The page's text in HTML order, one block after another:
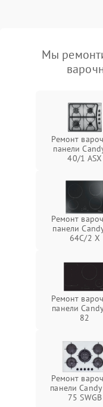
Мы
Ремонт
панели
40/1 ASX
Ремонт
панели
64C/2 X
Ремонт
панели
82
Ремонт
панели Candy
75 SWGB